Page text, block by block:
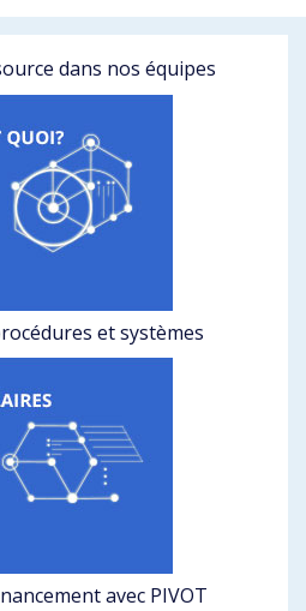
dans nos équipes
et systèmes
avec PIVOT